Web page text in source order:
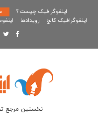
اینفوگرافیک چیست ؟
اینفوگرافیک کالج
رویدادها
نخستین مرجع